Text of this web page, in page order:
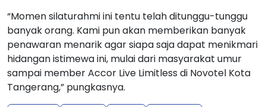
“Momen silaturahmi ini tentu telah ditunggu-tunggu
banyak orang. Kami pun akan memberikan banyak
penawaran menarik agar siapa saja dapat menikmari
hidangan istimewa ini, mulai dari masyarakat umur
sampai member Accor Live Limitless di Novotel Kota
Tangerang,” pungkasnya.